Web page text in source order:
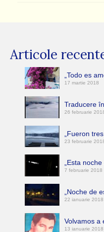
Articole
„Todo es
17 martie 2018
Traducere
26 februarie
„Fueron
23 februarie
„Esta
7 februarie 2018
„Noche de
22 ianuarie 2018
Volvamos a
13 ianuarie 2018